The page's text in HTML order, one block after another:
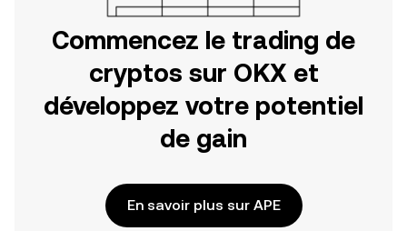
Commencez le trading de
cryptos sur OKX et
développez votre potentiel
de gain
En savoir plus sur APE